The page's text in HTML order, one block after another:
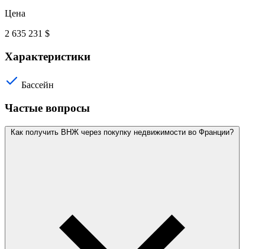
Цена
2 635 231 $
Характеристики
Бассейн
Частые вопросы
Как получить ВНЖ через покупку недвижимости во Франции?